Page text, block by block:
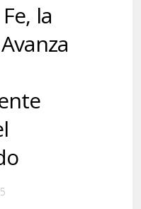
la